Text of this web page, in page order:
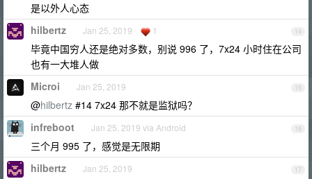
是以外人心态
14
hilbertz Jan 25, 2019 1
毕竟中国穷人还是绝对多数，别说 996 了，7x24 小时住在公司
也有一大堆人做
15
Microi Jan 25, 2019
@hilbertz #14 7x24 那不就是监狱吗？
16
infreboot Jan 25, 2019 via Android
三个月 995 了，感觉是无限期
17
hilbertz Jan 25, 2019